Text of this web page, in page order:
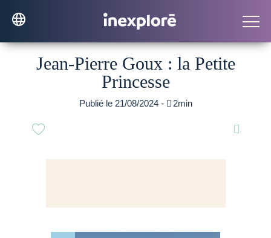
Jean-Pierre Goux : la Petite
Princesse
Publié le 21/08/2024 -  2min
